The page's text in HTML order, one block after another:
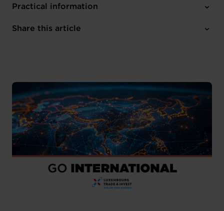
Practical information
Monday 1 Dec 2025 > Thursday 31 Dec 2026
Share this article